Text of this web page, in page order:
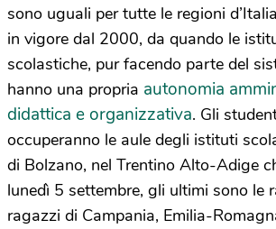
sono uguali per tutte le regioni
in vigore dal 2000, da quando le
scolastiche, pur facendo parte del
hanno una propria autonomia
didattica e organizzativa. Gli
occuperanno le aule degli istituti
di Bolzano, nel Trentino Alto-Adige
lunedì 5 settembre, gli ultimi sono le
ragazzi di Campania, Emilia-